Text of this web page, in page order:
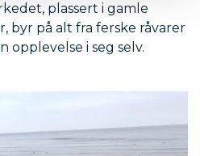
plassert i gamle
byr på alt fra ferske råvarer
opplevelse i seg selv.